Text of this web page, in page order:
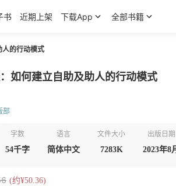
书 近期上架 下载App 全部书籍
人的行动模式
如何建立自助及助人的行动模式
部
字数
54千字
语言
简体中文
文件大小
7283K
出版日期
2023年8
(约¥50.36)